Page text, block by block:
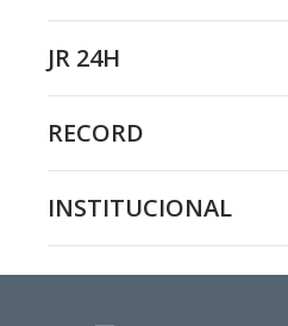
JR 24H
RECORD
INSTITUCIONAL